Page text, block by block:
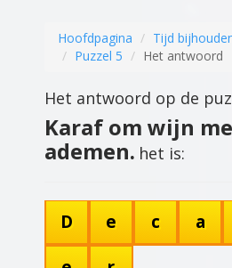
Hoofdpagina Tijd
Puzzel 5
Het antwoord
Het antwoord op de
Karaf om wijn
ademen. het is:
D e c a